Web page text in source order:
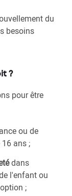
du
besoins
?
pour être
ou de
ans ;
dans
l'enfant ou
;